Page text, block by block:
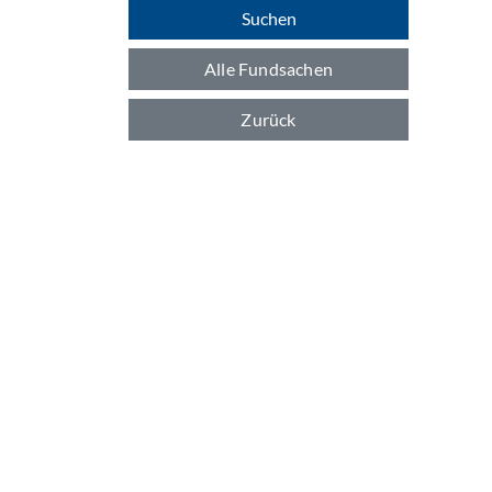
Suchen
Alle Fundsachen
Zurück